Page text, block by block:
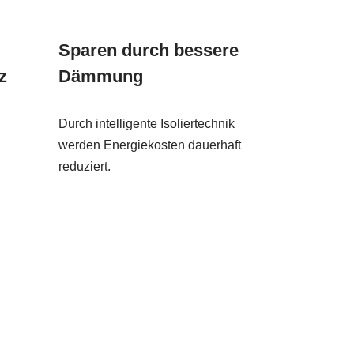
Sparen durch bessere
Dämmung
Durch intelligente Isoliertechnik
werden Energiekosten dauerhaft
reduziert.